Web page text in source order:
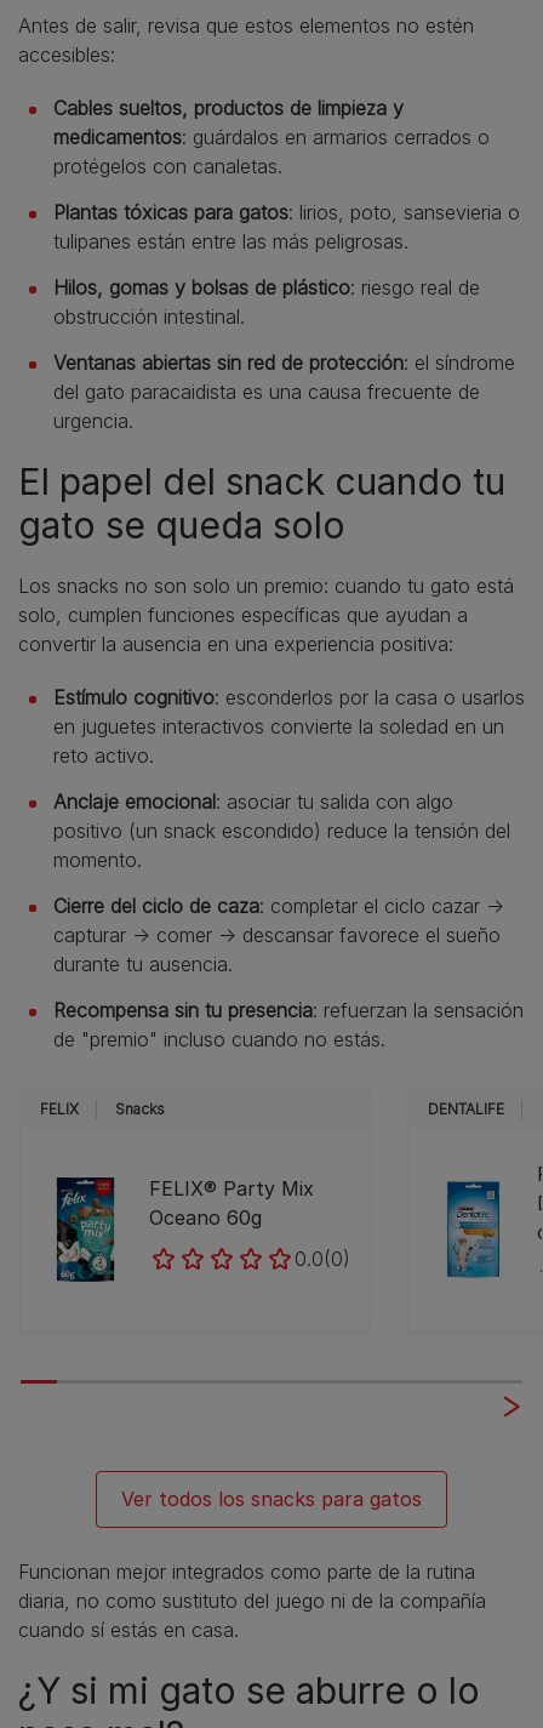
Antes de salir, revisa que estos elementos no estén
accesibles:
Cables sueltos, productos de limpieza y
medicamentos: guárdalos en armarios cerrados o
protégelos con canaletas.
Plantas tóxicas para gatos: lirios, poto, sansevieria o
tulipanes están entre las más peligrosas.
Hilos, gomas y bolsas de plástico: riesgo real de
obstrucción intestinal.
Ventanas abiertas sin red de protección: el síndrome
del gato paracaidista es una causa frecuente de
urgencia.
El papel del snack cuando tu
gato se queda solo
Los snacks no son solo un premio: cuando tu gato está
solo, cumplen funciones específicas que ayudan a
convertir la ausencia en una experiencia positiva:
Estímulo cognitivo: esconderlos por la casa o usarlos
en juguetes interactivos convierte la soledad en un
reto activo.
Anclaje emocional: asociar tu salida con algo
positivo (un snack escondido) reduce la tensión del
momento.
Cierre del ciclo de caza: completar el ciclo cazar →
capturar → comer → descansar favorece el sueño
durante tu ausencia.
Recompensa sin tu presencia: refuerzan la sensación
de "premio" incluso cuando no estás.
FELIX Snacks
FELIX® Party Mix
Oceano 60g
0.0(0)
DENTALIFE
Ver todos los snacks para gatos
Funcionan mejor integrados como parte de la rutina
diaria, no como sustituto del juego ni de la compañía
cuando sí estás en casa.
¿Y si mi gato se aburre o lo